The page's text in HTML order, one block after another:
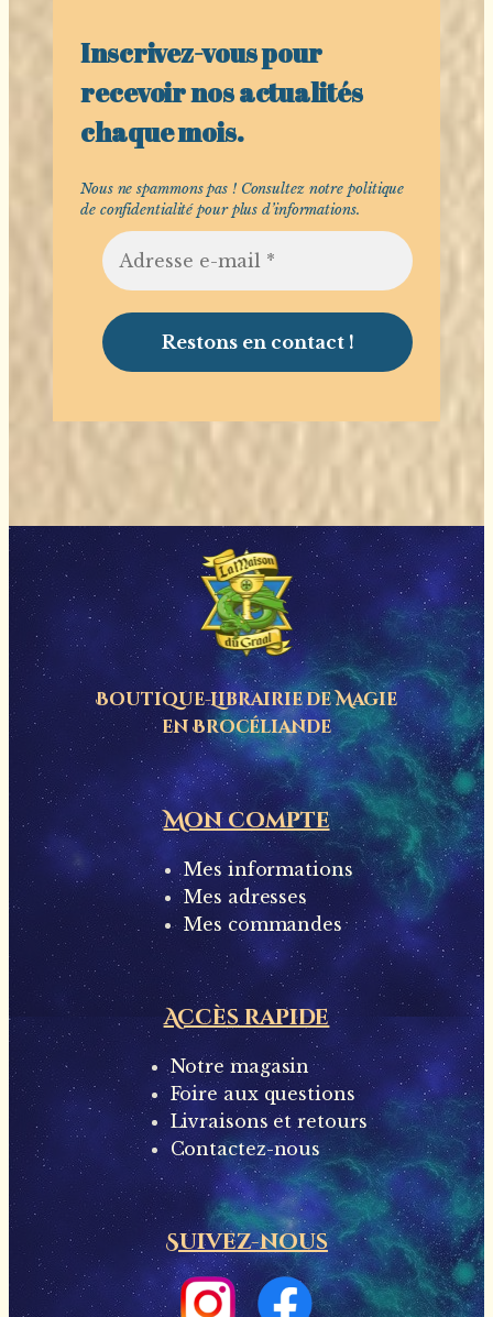
Inscrivez-vous pour
recevoir nos actualités
chaque mois.
Nous ne spammons pas ! Consultez notrepolitique
de confidentialitépour plus d’informations.
Boutique-Librairie deMagie
en Brocéliande
Mon compte
Mes informations
Mes adresses
Mes commandes
Accès rapide
Notre magasin
Foire aux questions
Livraisons et retours
Contactez-nous
Suivez-nous